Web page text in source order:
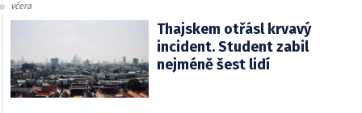
včera
Thajskem otřásl krvavý
incident. Student zabil
nejméně šest lidí